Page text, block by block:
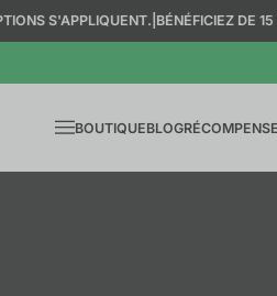
Passer au contenu
|BÉNÉFICIEZ DE 15 % DE
Menu
BOUTIQUEBLOG